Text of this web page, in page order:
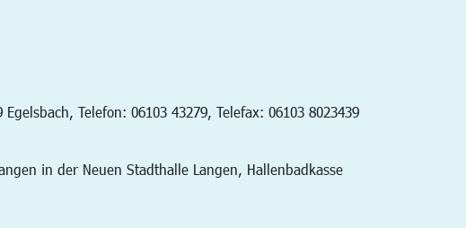
Telefon: 06103 43279, Telefax: 06103 8023439
in der Neuen Stadthalle Langen, Hallenbadkasse